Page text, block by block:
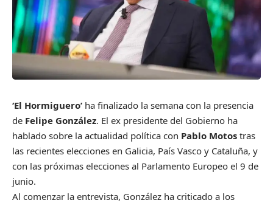
‘El Hormiguero’ ha finalizado la semana con la presencia
de Felipe González. El ex presidente del Gobierno ha
hablado sobre la actualidad política con Pablo Motos tras
las recientes elecciones en Galicia, País Vasco y Cataluña, y
con las próximas elecciones al Parlamento Europeo el 9 de
junio.
Al comenzar la entrevista, González ha criticado a los